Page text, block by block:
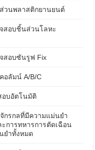
วนพลาสติกยานยนต์
สอบชิ้นส่วนโลหะ
สอบซันรูฟ Fix
อลัมน์ A/B/C
อบอัตโนมัติ
กรกลที่มีความแม่นยำ
การทหารการตัดเฉือน
ยำทั้งหมด